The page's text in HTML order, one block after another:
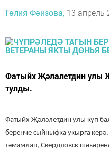
Гөлия Фәизова, 13 апрель
Фатыйх Җәлалетдин улы
тулды.
Фатыйх Җәләлетдин улы күп
беренче сыйныфка укырга
тәмамлап, Свердловск